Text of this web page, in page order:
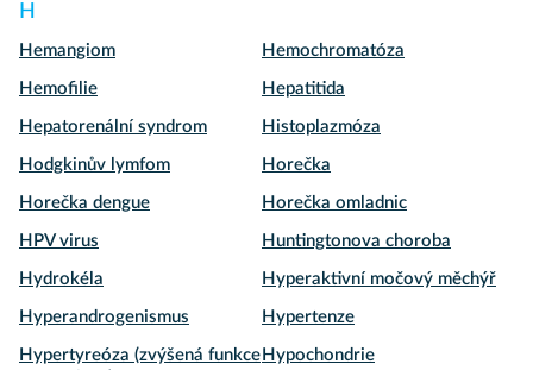
H
Hemangiom Hemochromatóza
Hemofilie Hepatitida
Hepatorenální syndrom Histoplazmóza
Hodgkinův lymfom Horečka
Horečka dengue Horečka omladnic
HPV virus Huntingtonova choroba
Hydrokéla Hyperaktivní močový měchýř
Hyperandrogenismus Hypertenze
Hypertyreóza (zvýšená funkce Hypochondrie